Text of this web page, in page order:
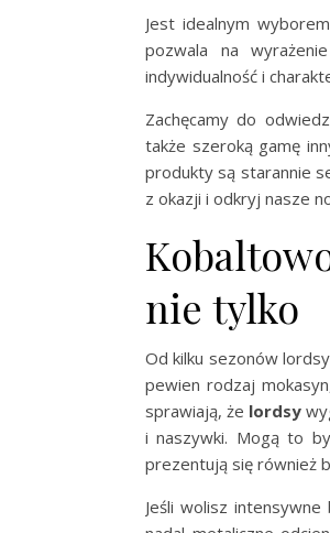
Jest idealnym
pozwala na
indywidualność i
Zachęcamy do
także szeroką gamę
produkty są starannie
z okazji i odkryj nasze
nie tylko
Od kilku sezonów
pewien rodzaj
sprawiają, że lordsy
i naszywki. Mogą to
prezentują się również
Jeśli wolisz